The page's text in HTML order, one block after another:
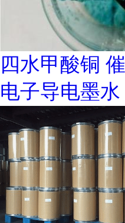
四水甲酸铜
电子导电墨